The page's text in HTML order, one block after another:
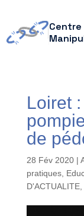
Centre
Loiret
de
28 Fév 2020|
pratiques,
D'ACTUALITE,